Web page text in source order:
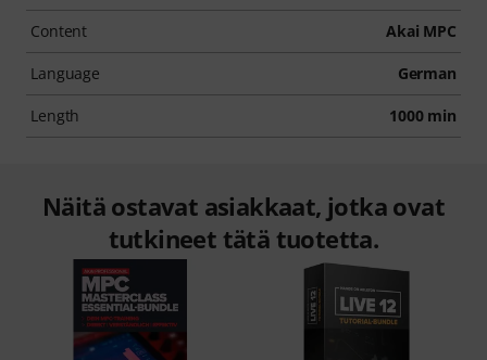
Content Akai MPC
Language German
Length 1000 min
Näitä ostavat asiakkaat, jotka ovat
tutkineet tätä tuotetta.